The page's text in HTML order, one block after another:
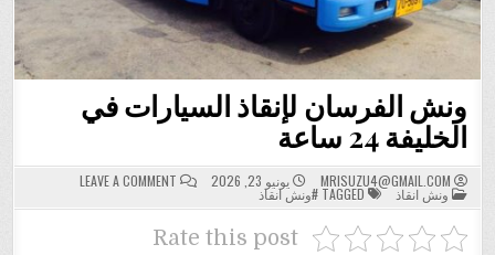
ونش الفرسان لإنقاذ السيارات في
الخليفة 24 ساعة
MRISUZU4@GMAIL.COM يونيو 23, 2026 LEAVE A COMMENT
ON
ونش
الفرسان
POSTED
IN
ونش انقاذ #ونش انقاذ
Rate this post